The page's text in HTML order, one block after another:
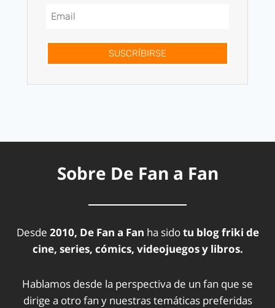
SUSCRÍBIRSE
Sobre De Fan a Fan
Desde 2010, De Fan a Fan ha sidotu blog friki de
cine, series, cómics, videojuegos y libros.
Hablamos desde la perspectiva de un fan que se
dirige a otro fan y nuestras temáticas preferidas